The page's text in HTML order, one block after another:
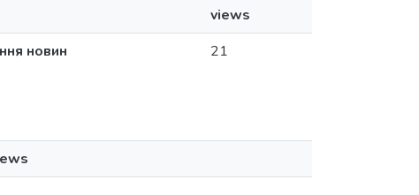
views
новин
21